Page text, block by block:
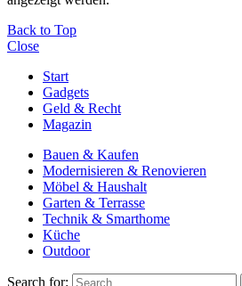
Back to Top
Close
Start
Gadgets
Geld & Recht
Magazin
Bauen & Kaufen
Modernisieren & Renovieren
Möbel & Haushalt
Garten & Terrasse
Technik & Smarthome
Küche
Outdoor
Search for: